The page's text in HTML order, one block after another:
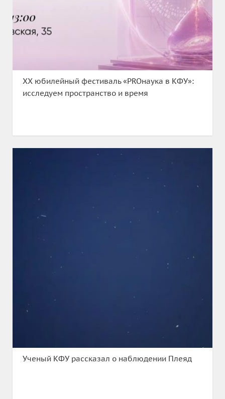
XX юбилейный фестиваль «PROнаука в КФУ»:
исследуем пространство и время
Ученый КФУ рассказал о наблюдении Плеяд